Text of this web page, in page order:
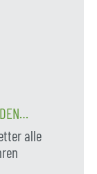
alle